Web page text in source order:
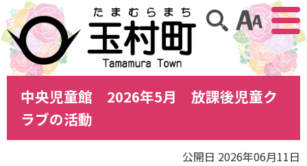
アクセ
サイト内検索
中央児童館 2026年5月 放課後児童ク
ラブの活動
公開日 2026年06月11日